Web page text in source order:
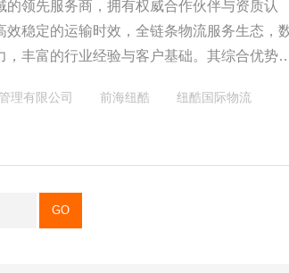
领先服务商，拥有权威合作伙伴与资质认
效稳定的运输时效，全链条物流服务生态，
，丰富的行业经验与客户基础。其综合优势
理有限公司 前海纽酷
纽酷国际物流